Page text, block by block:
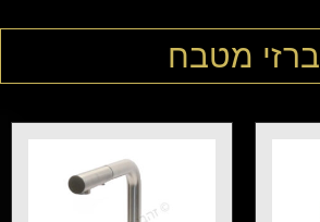
ברזי מטבח